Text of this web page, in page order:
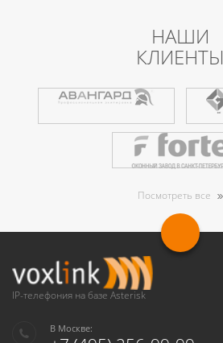
НАШИ
КЛИЕНТЫ
Посмотреть все
IP-телефония на базе Asterisk
В Москве: